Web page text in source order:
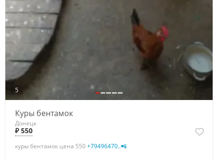
5
Куры бентамок
Донецк
₽ 550
куры бентамок цена 550+79496470..📲